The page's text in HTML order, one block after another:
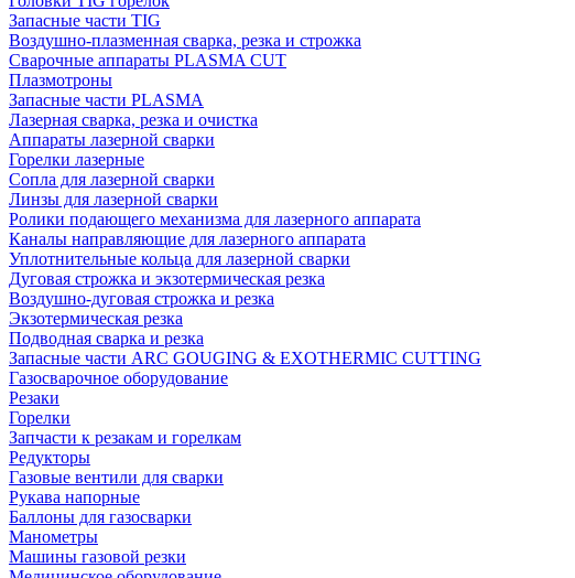
Запасные части TIG
Воздушно-плазменная сварка, резка и строжка
Сварочные аппараты PLASMA CUT
Плазмотроны
Запасные части PLASMA
Лазерная сварка, резка и очистка
Аппараты лазерной сварки
Горелки лазерные
Сопла для лазерной сварки
Линзы для лазерной сварки
Ролики подающего механизма для лазерного аппарата
Каналы направляющие для лазерного аппарата
Уплотнительные кольца для лазерной сварки
Дуговая строжка и экзотермическая резка
Воздушно-дуговая строжка и резка
Экзотермическая резка
Подводная сварка и резка
Запасные части ARC GOUGING & EXOTHERMIC CUTTING
Газосварочное оборудование
Резаки
Горелки
Запчасти к резакам и горелкам
Редукторы
Газовые вентили для сварки
Рукава напорные
Баллоны для газосварки
Манометры
Машины газовой резки